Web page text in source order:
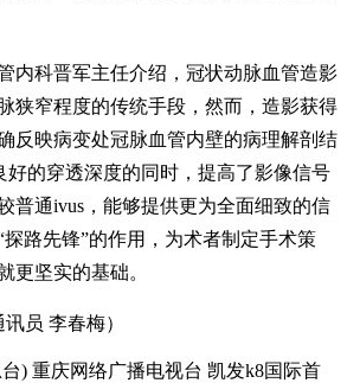
内科晋军主任介绍，冠状动脉血管造影
狭窄程度的传统手段，然而，造影获得
反映病变处冠脉血管内壁的病理解剖结
好的穿透深度的同时，提高了影像信号
普通ivus，能够提供更为全面细致的信
路先锋”的作用，为术者制定手术策
更坚实的基础。
员 李春梅）
) 重庆网络广播电视台 凯发k8国际首